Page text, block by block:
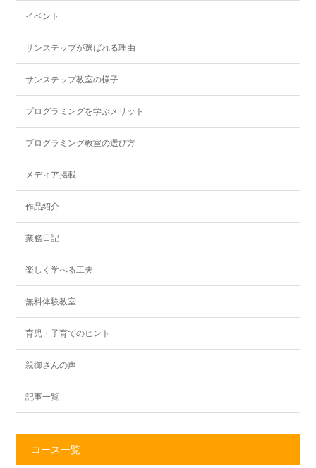
イベント
サンステップが選ばれる理由
サンステップ教室の様子
プログラミングを学ぶメリット
プログラミング教室の選び方
メディア掲載
作品紹介
業務日記
楽しく学べる工夫
無料体験教室
育児・子育てのヒント
親御さんの声
記事一覧
コース一覧